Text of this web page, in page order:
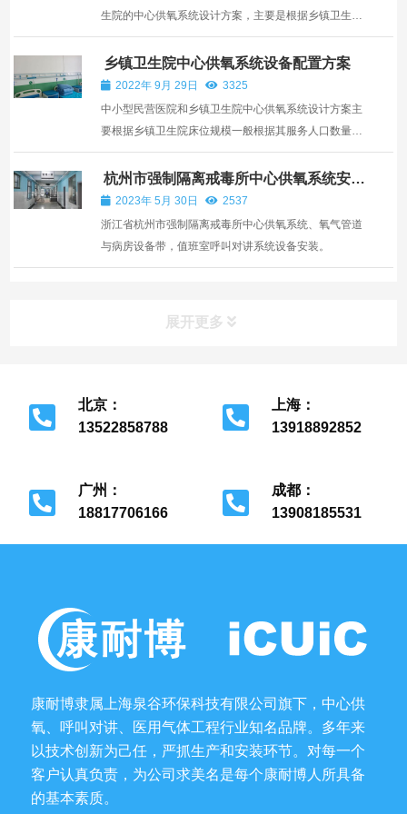
生院的中心供氧系统设计方案，主要是根据乡镇卫生院
的床位规模，以及服务人口数量、当地经济发展水平、
服务半径、地理位置和交通条件等因素来确定的。根据
乡镇卫生院的类型、基本任务和功能，每千服务人口
（包括本...
乡镇卫生院中心供氧系统设备配置方案
2022年 9月 29日
3325
中小型民营医院和乡镇卫生院中心供氧系统设计方案主
要根据乡镇卫生院床位规模一般根据其服务人口数量，
当地经济发展水平和服务半径，地理位置及交通条件等
考量因素，按照乡镇卫生院的类型、基本任务和功能合
理确定，每千服务人口（本乡镇常住人口加暂住人口计
算）宜...
杭州市强制隔离戒毒所中心供氧系统安
装2023年 5月 30日
2537
浙江省杭州市强制隔离戒毒所中心供氧系统、氧气管道
与病房设备带，值班室呼叫对讲系统设备安装。
展开更多
北京：
13522858788
上海：
13918892852
广州：
18817706166
成都：
13908185531
康耐博隶属上海泉谷环保科技有限公司旗下，中心供
氧、呼叫对讲、医用气体工程行业知名品牌。多年来
以技术创新为己任，严抓生产和安装环节。对每一个
客户认真负责，为公司求美名是每个康耐博人所具备
的基本素质。